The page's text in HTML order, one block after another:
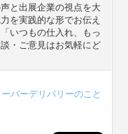
と出展企業の視点を大
を実践的な形でお伝え
いつもの仕入れ、もっ
・ご意見はお気軽にど
ーパーデリバリーのこと